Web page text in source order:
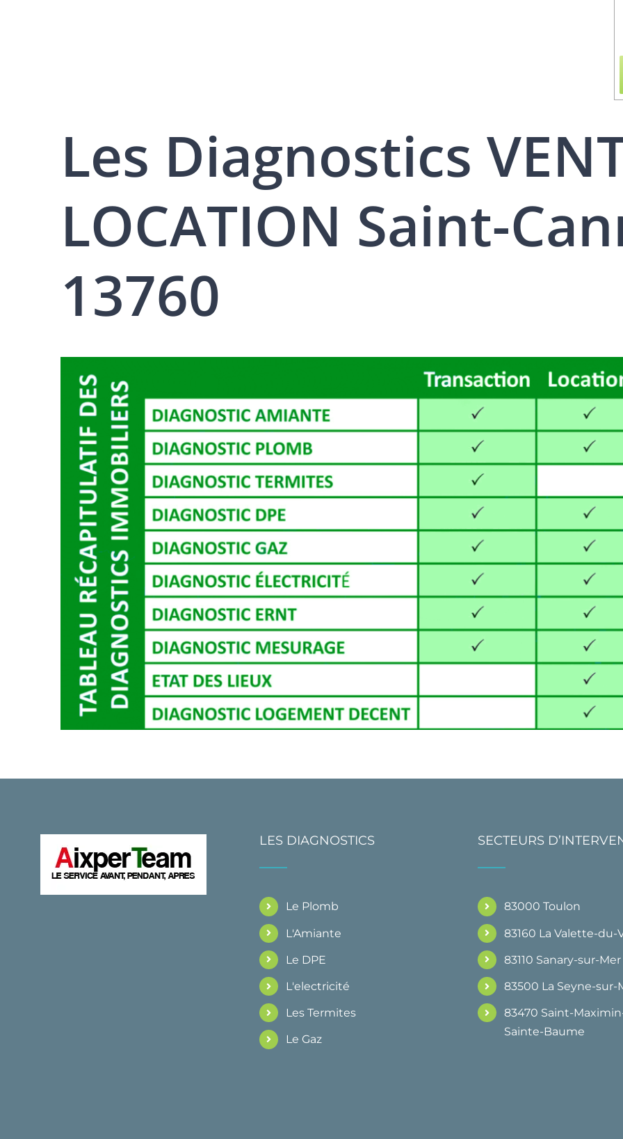
Les Diagnostics
LOCATION Saint-
13760
LES DIAGNOSTICS
Le Plomb
L'Amiante
Le DPE
L'electricité
Les Termites
Le Gaz
SECTEURS
83000 Toulon
83160 La Valette-du-
83110 Sanary-sur-Mer
83500 La Seyne-sur-
83470 Saint-
Sainte-Baume